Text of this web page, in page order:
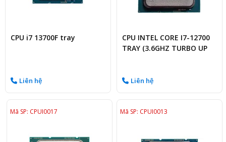
CPU i7 13700F tray
Liên hệ
CPU INTEL CORE I7-12700
TRAY (3.6GHZ TURBO UP
Liên hệ
Mã SP: CPUI0017 Mã SP: CPUI0013